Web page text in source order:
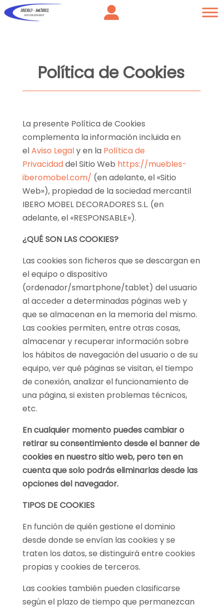
Política de Cookies
La presente Política de Cookies
complementa la información incluida en
elAviso Legaly en la Política de
Privacidaddel Sitio Web https://muebles-
iberomobel.com/ (en adelante, el «Sitio
Web»), propiedad de la sociedad mercantil
IBERO MOBEL DECORADORES S.L. (en
adelante, el «RESPONSABLE»).
¿QUÉ SON LAS COOKIES?
Las cookies son ficheros que se descargan en
el equipo o dispositivo
(ordenador/smartphone/tablet) del usuario
al acceder a determinadas páginas web y
que se almacenan en la memoria del mismo.
Las cookies permiten, entre otras cosas,
almacenar y recuperar información sobre
los hábitos de navegación del usuario o de su
equipo, ver qué páginas se visitan, el tiempo
de conexión, analizar el funcionamiento de
una página, si existen problemas técnicos,
etc.
En cualquier momento puedes cambiar o
retirar su consentimiento desde el banner de
cookies en nuestro sitio web, pero ten en
cuenta que solo podrás eliminarlas desde las
opciones del navegador.
TIPOS DE COOKIES
En función de quién gestione el dominio
desde donde se envían las cookies y se
traten los datos, se distinguirá entre cookies
propias y cookies de terceros.
Las cookies también pueden clasificarse
según el plazo de tiempo que permanezcan